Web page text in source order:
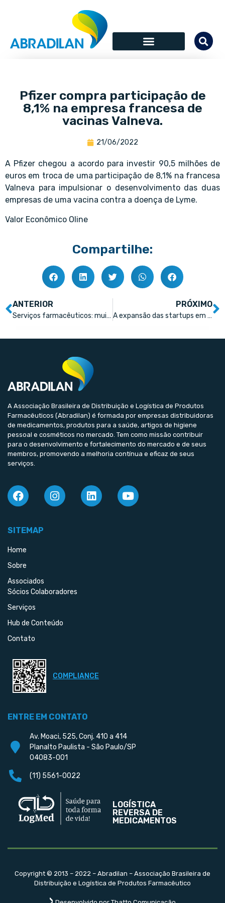
Pfizer compra participação de
8,1% na empresa francesa de
vacinas Valneva.
21/06/2022
A Pfizer chegou a acordo para investir 90,5 milhões de
euros em troca de uma participação de 8,1% na francesa
Valneva para impulsionar o desenvolvimento das duas
empresas de uma vacina contra a doença de Lyme.
Valor Econômico Oline
Compartilhe:
ANTERIOR
Serviços farmacêuticos: muito além dos testes para Covid -19
PRÓXIMO
A expansão das startups em meio a liberação definitiva da telemedicina
A Associação Brasileira de Distribuição e Logística de Produtos
Farmacêuticos (Abradilan) é formada por empresas distribuidoras
de medicamentos, produtos para a saúde, artigos de higiene
pessoal e cosméticos no mercado. Tem como missão contribuir
para o desenvolvimento e fortalecimento do mercado e de seus
membros, promovendo a melhoria contínua e eficaz de seus
serviços.
SITEMAP
Home
Sobre
Associados
Sócios Colaboradores
Serviços
Hub de Conteúdo
Contato
COMPLIANCE
ENTRE EM CONTATO
Av. Moaci, 525, Conj. 410 a 414
Planalto Paulista - São Paulo/SP
04083-001
(11) 5561-0022
LOGÍSTICA
REVERSA DE
MEDICAMENTOS
Copyright © 2013 – 2022 – Abradilan – Associação Brasileira de
Distribuição e Logística de Produtos Farmacêutico